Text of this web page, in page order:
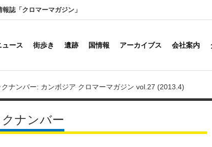
誌「クロマーマガジン」
ュース 街歩き 遺跡 国情報 アーカイブス 会社案内
クナンバー: カンボジア クロマーマガジン vol.27 (2013.4)
ナンバー